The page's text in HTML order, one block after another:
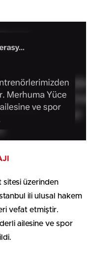
sitesi üzerinden
ili ulusal hakem
vefat etmiştir.
ailesine ve spor